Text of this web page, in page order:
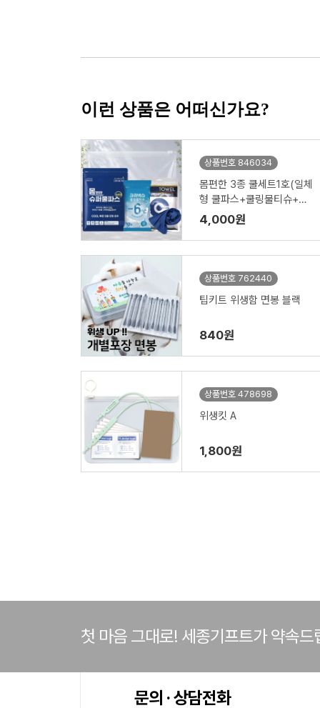
이런 상품은 어떠신가요?
상품번호 846034
몸편한 3종 쿨세트1호(일체
형 쿨파스+쿨링물티슈+쿨
아이스수건타올)
4,000원
상품번호 762440
팁키트 위생함 면봉 블랙
840원
상품번호 478698
위생킷 A
1,800원
첫 마음 그대로! 세종기프트가 약속드
문의 · 상담전화